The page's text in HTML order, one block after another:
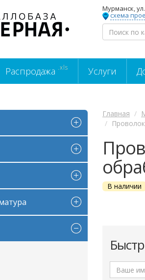
Мурманск,
схема
Распродажа .xls Услуги
Главная
В наличии